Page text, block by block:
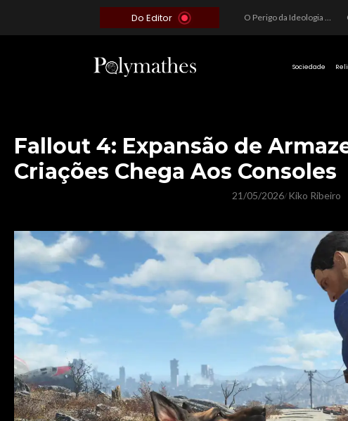
Do Editor O Perigo da Ideologia Desenfreada na Justiça: Quando a Pauta Política Substitui a Pena Criminal
Sociedade
Fallout 4: Expansão de
Criações Chega Aos Consoles
21/05/2026/ Kiko Ribeiro